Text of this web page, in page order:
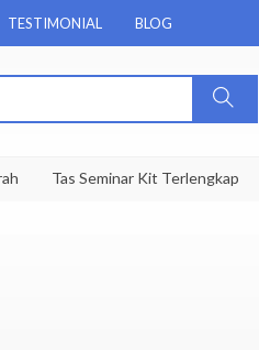
TESTIMONIAL BLOG
Tas Seminar Kit Terlengkap